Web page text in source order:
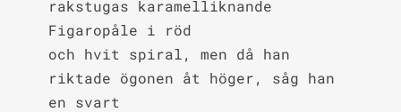
rakstugas karamelliknande
Figaropåle i röd
och hvit spiral, men då han
riktade ögonen åt höger, såg han
en svart